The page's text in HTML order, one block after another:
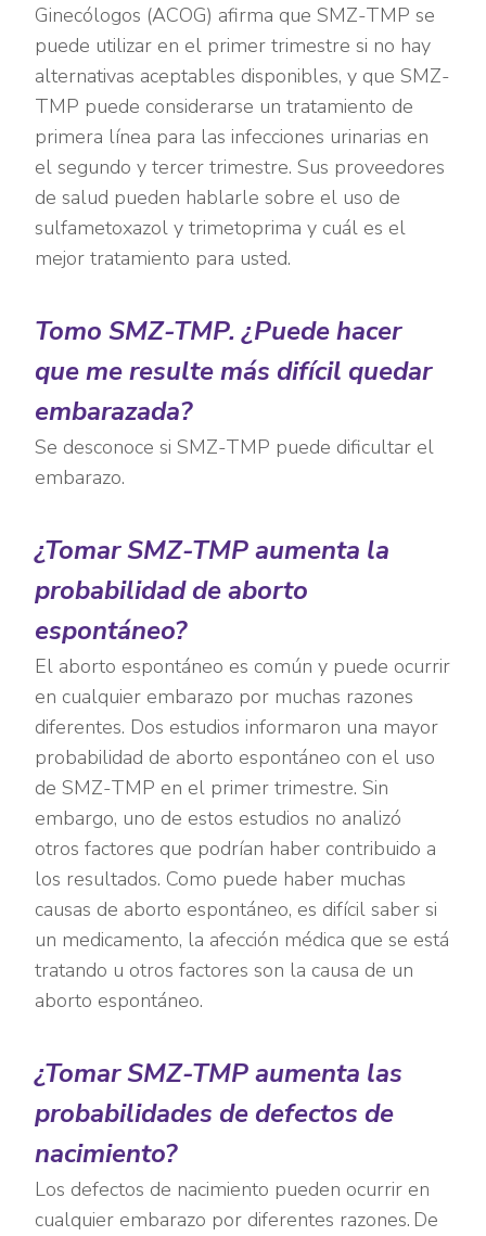
Ginecólogos (ACOG) afirma que SMZ-TMP se
puede utilizar en el primer trimestre si no hay
alternativas aceptables disponibles, y que SMZ-
TMP puede considerarse un tratamiento de
primera línea para las infecciones urinarias en
el segundo y tercer trimestre. Sus proveedores
de salud pueden hablarle sobre el uso de
sulfametoxazol y trimetoprima y cuál es el
mejor tratamiento para usted.
Tomo SMZ-TMP. ¿Puede hacer
que me resulte más difícil quedar
embarazada?
Se desconoce si SMZ-TMP puede dificultar el
embarazo.
¿Tomar SMZ-TMP aumenta la
probabilidad de aborto
espontáneo?
El aborto espontáneo es común y puede ocurrir
en cualquier embarazo por muchas razones
diferentes. Dos estudios informaron una mayor
probabilidad de aborto espontáneo con el uso
de SMZ-TMP en el primer trimestre. Sin
embargo, uno de estos estudios no analizó
otros factores que podrían haber contribuido a
los resultados. Como puede haber muchas
causas de aborto espontáneo, es difícil saber si
un medicamento, la afección médica que se está
tratando u otros factores son la causa de un
aborto espontáneo.
¿Tomar SMZ-TMP aumenta las
probabilidades de defectos de
nacimiento?
Los defectos de nacimiento pueden ocurrir en
cualquier embarazo por diferentes razones. De